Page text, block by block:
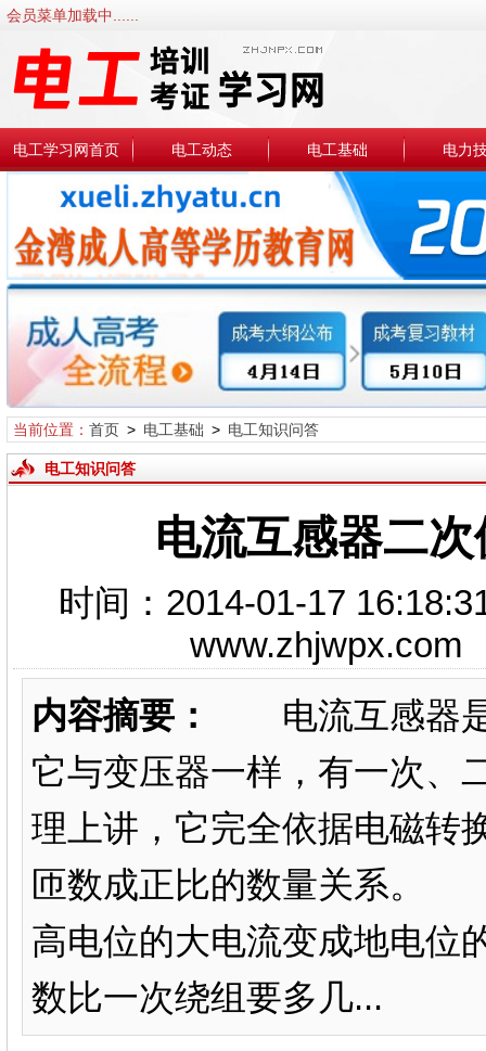
会员菜单加载中......
电工学习网首页 电工动态 电工基础 电力
当前位置： 首页> 电工基础 > 电工知识问答
电工知识问答
电流互感器二
时间：2014-01-17
内容摘要：
电流互感器是
它与变压器一样，有一次、
理上讲，它完全依据电磁转
匝数成正比的数量关系。
高电位的大电流变成地电位
数比一次绕组要多几...